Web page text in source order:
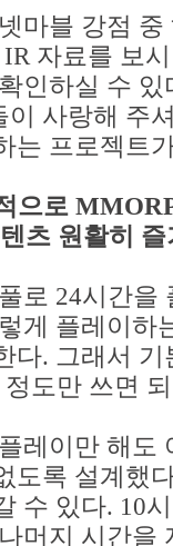
마블 강점
자료를 보
인하실 수 있
이 사랑해 주
는 프로젝트
으로
츠 원활히
로 24시간을
게 플레이하
다. 그래서
정도만 쓰면
레이만 해도
도록 설계했
수 있다. 10
머지 시간을